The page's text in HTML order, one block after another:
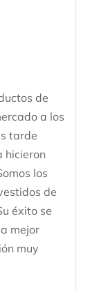
de
a los
tarde
hicieron
los
de
éxito se
mejor
muy